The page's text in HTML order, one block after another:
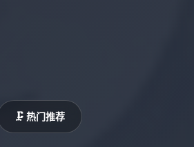
🗜️ 热门推荐